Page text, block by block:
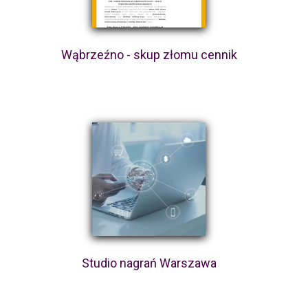
Wąbrzeźno - skup złomu cennik
Studio nagrań Warszawa